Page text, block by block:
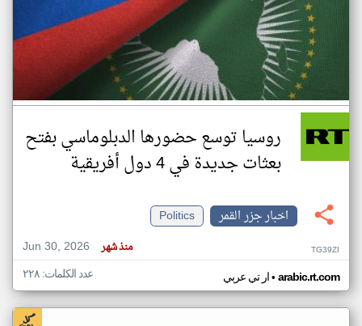
روسيا توسع حضورها الدبلوماسي بفتح
بعثات جديدة في 4 دول أفريقية
اخبار جزر القمر
Politics
Jun 30, 2026
منذ شهر TG39ZI
ار تي عربي• arabic.rt.com عدد الكلمات: ٢٢٨